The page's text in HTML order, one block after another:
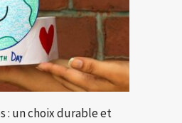
: un choix durable et